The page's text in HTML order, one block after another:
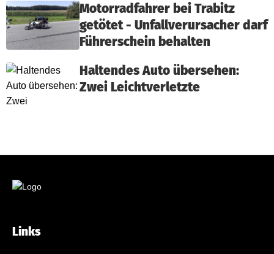
Motorradfahrer bei Trabitz
getötet - Unfallverursacher darf
Führerschein behalten
Haltendes Auto übersehen:
Zwei Leichtverletzte
Links